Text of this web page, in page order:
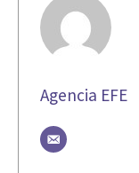
Agencia EFE